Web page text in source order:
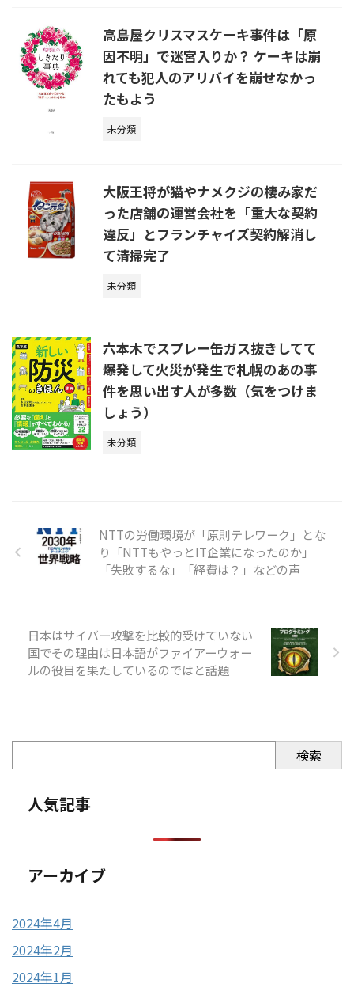
高島屋クリスマスケーキ事件は「原
因不明」で迷宮入りか？ ケーキは崩
れても犯人のアリバイを崩せなかっ
たもよう
未分類
大阪王将が猫やナメクジの棲み家だ
った店舗の運営会社を「重大な契約
違反」とフランチャイズ契約解消し
て清掃完了
未分類
六本木でスプレー缶ガス抜きしてて
爆発して火災が発生で札幌のあの事
件を思い出す人が多数（気をつけま
しょう）
未分類
NTTの労働環境が「原則テレワーク」とな
り「NTTもやっとIT企業になったのか」
「失敗するな」「経費は？」などの声
日本はサイバー攻撃を比較的受けていない
国でその理由は日本語がファイアーウォー
ルの役目を果たしているのではと話題
検索
人気記事
アーカイブ
2024年4月
2024年2月
2024年1月